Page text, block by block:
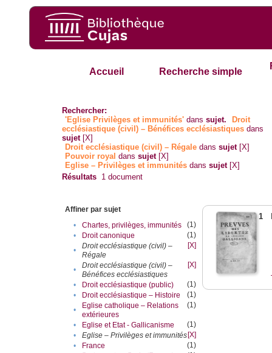
Accueil Recherche simple
Rechercher:
'Eglise Privilèges et immunités' danssujet.
Droit
ecclésiastique (civil) – Bénéfices ecclésiastiques dans
sujet [X]
Droit ecclésiastique (civil) – Régale danssujet [X]
Pouvoir royal danssujet [X]
Eglise – Privilèges et immunités danssujet [X]
Résultats 1 document
Affiner par sujet
•
Chartes, privilèges, immunités
(1)
•
Droit canonique
(1)
•
Droit ecclésiastique (civil) –
Régale
[X]
•
Droit ecclésiastique (civil) –
Bénéfices ecclésiastiques
[X]
• Droit ecclésiastique (public)
(1)
•
Droit ecclésiastique – Histoire
(1)
•
Eglise catholique – Relations
extérieures
(1)
• Eglise et Etat - Gallicanisme
(1)
•
Eglise – Privilèges et immunités[X]
•
France
(1)
1